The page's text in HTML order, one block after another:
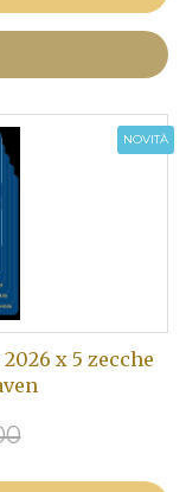
NOVITÀ
x 5 zecche